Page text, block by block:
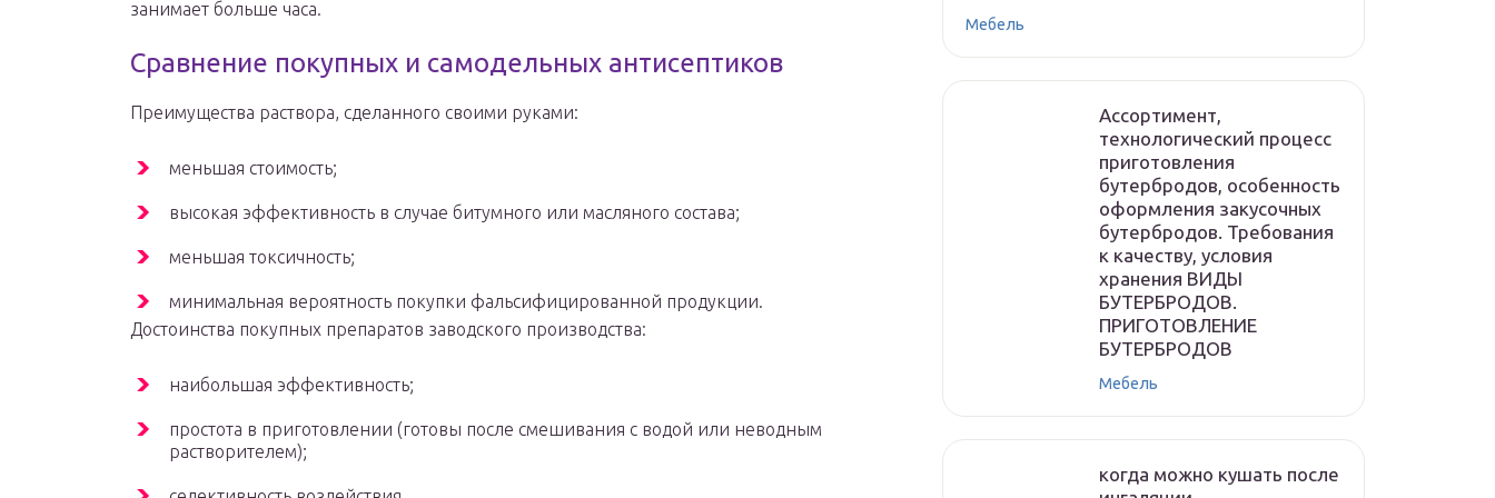
занимает больше часа.
Сравнение покупных и самодельных антисептиков
Преимущества раствора, сделанного своими руками:
меньшая стоимость;
высокая эффективность в случае битумного или масляного состава;
меньшая токсичность;
минимальная вероятность покупки фальсифицированной продукции.
Достоинства покупных препаратов заводского производства:
наибольшая эффективность;
простота в приготовлении (готовы после смешивания с водой или неводным
растворителем);
Мебель
Ассортимент,
технологический процесс
приготовления
бутербродов, особенность
оформления закусочных
бутербродов. Требования
к качеству, условия
хранения ВИДЫ
БУТЕРБРОДОВ.
ПРИГОТОВЛЕНИЕ
БУТЕРБРОДОВ
Мебель
когда можно кушать после